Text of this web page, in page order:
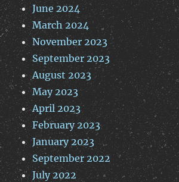
June 2024
March 2024
November 2023
September 2023
August 2023
May 2023
April 2023
February 2023
January 2023
September 2022
July 2022